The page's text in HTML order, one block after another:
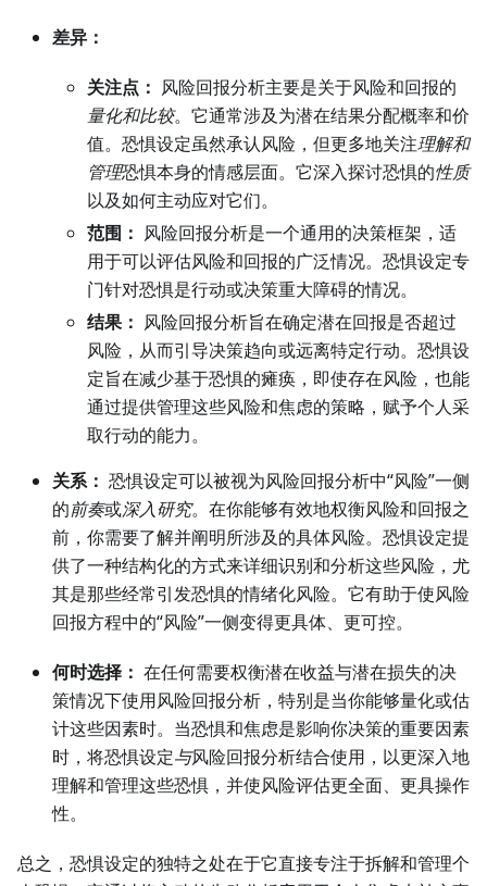
差异：
关注点： 风险回报分析主要是关于风险和回报的
量化和比较。它通常涉及为潜在结果分配概率和价
值。恐惧设定虽然承认风险，但更多地关注理解和
管理恐惧本身的情感层面。它深入探讨恐惧的性质
以及如何主动应对它们。
范围： 风险回报分析是一个通用的决策框架，适
用于可以评估风险和回报的广泛情况。恐惧设定专
门针对恐惧是行动或决策重大障碍的情况。
结果： 风险回报分析旨在确定潜在回报是否超过
风险，从而引导决策趋向或远离特定行动。恐惧设
定旨在减少基于恐惧的瘫痪，即使存在风险，也能
通过提供管理这些风险和焦虑的策略，赋予个人采
取行动的能力。
关系： 恐惧设定可以被视为风险回报分析中“风险”一侧
的前奏或深入研究。在你能够有效地权衡风险和回报之
前，你需要了解并阐明所涉及的具体风险。恐惧设定提
供了一种结构化的方式来详细识别和分析这些风险，尤
其是那些经常引发恐惧的情绪化风险。它有助于使风险
回报方程中的“风险”一侧变得更具体、更可控。
何时选择： 在任何需要权衡潜在收益与潜在损失的决
策情况下使用风险回报分析，特别是当你能够量化或估
计这些因素时。当恐惧和焦虑是影响你决策的重要因素
时，将恐惧设定与风险回报分析结合使用，以更深入地
理解和管理这些恐惧，并使风险评估更全面、更具操作
性。
总之，恐惧设定的独特之处在于它直接专注于拆解和管理个